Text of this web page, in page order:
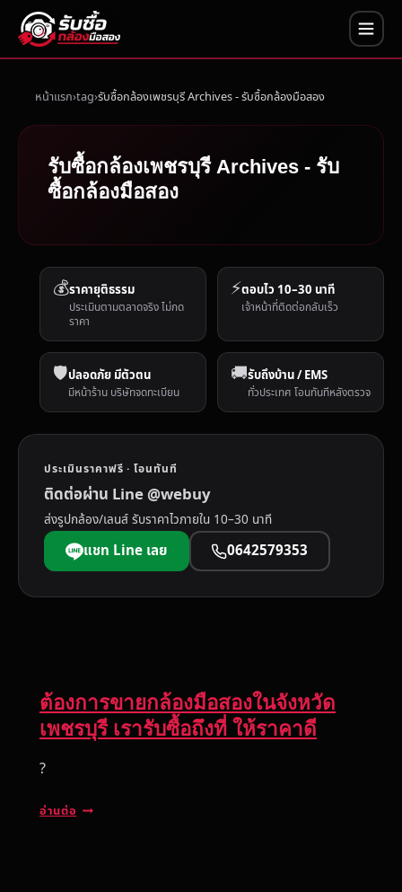
หน้าแรก tag รับซื้อกล้องเพชรบุรี Archives - รับซื้อกล้องมือสอง
รับซื้อกล้องเพชรบุรี Archives - รับ
ซื้อกล้องมือสอง
💰ราคายุติธรรม
ประเมินตามตลาดจริง ไม่กด
ราคา
⚡ตอบไว 10–30 นาที
เจ้าหน้าที่ติดต่อกลับเร็ว
🛡️ปลอดภัย มีตัวตน
มีหน้าร้าน บริษัทจดทะเบียน
🚚รับถึงบ้าน / EMS
ทั่วประเทศ โอนทันทีหลังตรวจ
ประเมินราคาฟรี · โอนทันที
ติดต่อผ่าน Line @webuy
ส่งรูปกล้อง/เลนส์ รับราคาไวภายใน 10–30 นาที
แชท Line เลย 0642579353
ต้องการขายกล้องมือสองในจังหวัด
เพชรบุรี เรารับซื้อถึงที่ ให้ราคาดี
?
อ่านต่อ ต้